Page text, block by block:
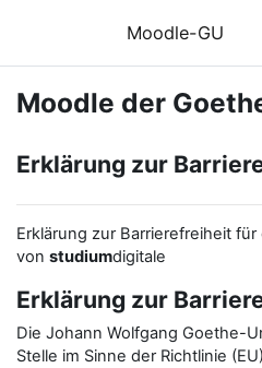
Moodle-GU
Moodle der
Erklärung zur
Erklärung zur Barrierefreiheit
von studiumdigitale
Erklärung zur
Die Johann Wolfgang Goethe-
Stelle im Sinne der Richtlinie